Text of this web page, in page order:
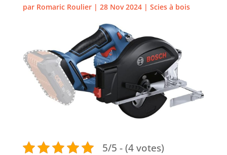
par Romaric Roulier| 28 Nov 2024| Scies à bois
5/5 - (4 votes)